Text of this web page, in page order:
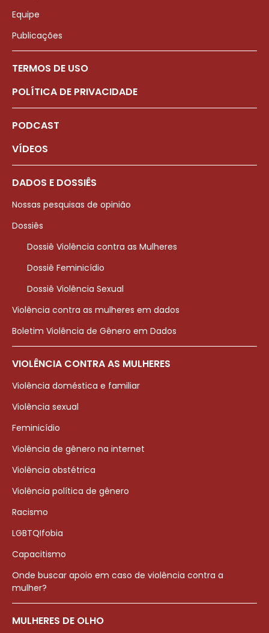
Equipe
Publicações
TERMOS DE USO
POLÍTICA DE PRIVACIDADE
PODCAST
VÍDEOS
DADOS E DOSSIÊS
Nossas pesquisas de opinião
Dossiês
Dossiê Violência contra as Mulheres
Dossiê Feminicídio
Dossiê Violência Sexual
Violência contra as mulheres em dados
Boletim Violência de Gênero em Dados
VIOLÊNCIA CONTRA AS MULHERES
Violência doméstica e familiar
Violência sexual
Feminicídio
Violência de gênero na internet
Violência obstétrica
Violência política de gênero
Racismo
LGBTQIfobia
Capacitismo
Onde buscar apoio em caso de violência contra a
mulher?
MULHERES DE OLHO